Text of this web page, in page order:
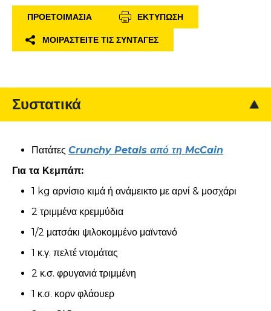
ΠΡΟΕΤΟΙΜΑΣΊΑ ΕΚΤΎΠΩΣΗ
ΜΟΙΡΑΣΤΕΊΤΕ ΤΙΣ ΣΥΝΤΑΓΈΣ
Συστατικά
Πατάτες Crunchy Petals από τη McCain
Για τα Κεμπάπ:
1 kg αρνίσιο κιμά ή ανάμεικτο με αρνί & μοσχάρι
2 τριμμένα κρεμμύδια
1/2 ματσάκι ψιλοκομμένο μαϊντανό
1 κ.γ. πελτέ ντομάτας
2 κ.σ. φρυγανιά τριμμένη
1 κ.σ. κορν φλάουερ